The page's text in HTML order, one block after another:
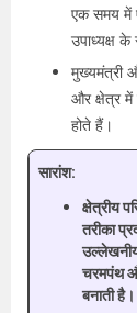
एक समय में
उपाध्यक्ष
मुख्यमंत्री
और क्षेत्र में
होते हैं।
सारांश:
क्षेत्रीय
तरीका
उल्लेखनीय
चरमपंथ
बनाती है।